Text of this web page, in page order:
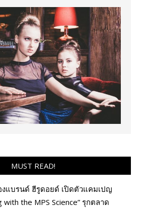
MUST READ!
งแบรนด์ ฮีรูดอยด์ เปิดตัวแคมเปญ
with the MPS Science” รุกตลาด